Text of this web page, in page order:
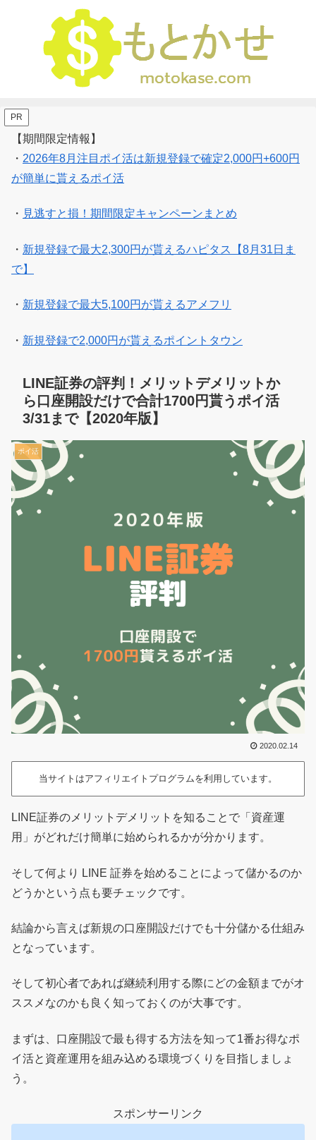
PR
【期間限定情報】
・ 2026年8月注目ポイ活は新規登録で確定2,000円+600円
が簡単に貰えるポイ活
・ 見逃すと損！期間限定キャンペーンまとめ
・ 新規登録で最大2,300円が貰えるハピタス【8月31日ま
で】
・ 新規登録で最大5,100円が貰えるアメフリ
・ 新規登録で2,000円が貰えるポイントタウン
LINE証券の評判！メリットデメリットか
ら口座開設だけで合計1700円貰うポイ活
3/31まで【2020年版】
ポイ活
2020.02.14
当サイトはアフィリエイトプログラムを利用しています。
LINE証券のメリットデメリットを知ることで「資産運
用」がどれだけ簡単に始められるかが分かります。
そして何より LINE 証券を始めることによって儲かるのか
どうかという点も要チェックです。
結論から言えば新規の口座開設だけでも十分儲かる仕組み
となっています。
そして初心者であれば継続利用する際にどの金額までがオ
ススメなのかも良く知っておくのが大事です。
まずは、口座開設で最も得する方法を知って1番お得なポ
イ活と資産運用を組み込める環境づくりを目指しましょ
う。
スポンサーリンク